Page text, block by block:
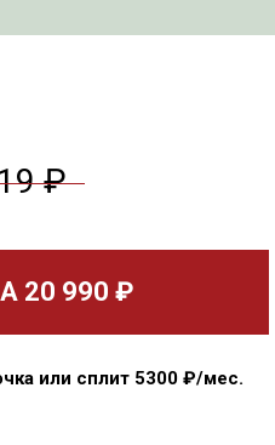
₽
20 990 ₽
или сплит 5300 ₽/мес.